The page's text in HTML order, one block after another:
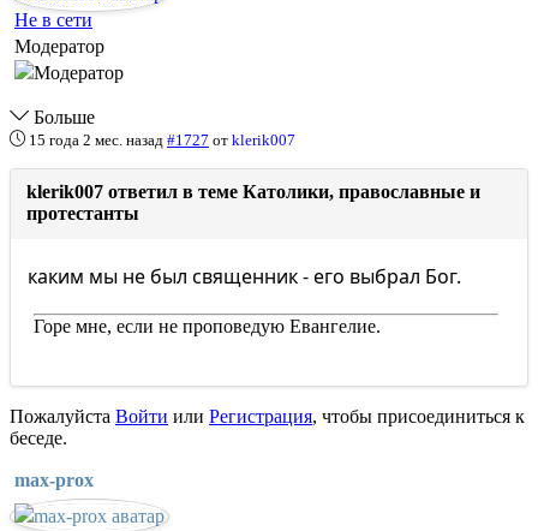
Не в сети
Модератор
Больше
15 года 2 мес. назад #1727 от klerik007
klerik007 ответил в теме Католики, православные и
протестанты
каким мы не был священник - его выбрал Бог.
Горе мне, если не проповедую Евангелие.
Пожалуйста Войти или Регистрация, чтобы присоединиться к
беседе.
max-prox